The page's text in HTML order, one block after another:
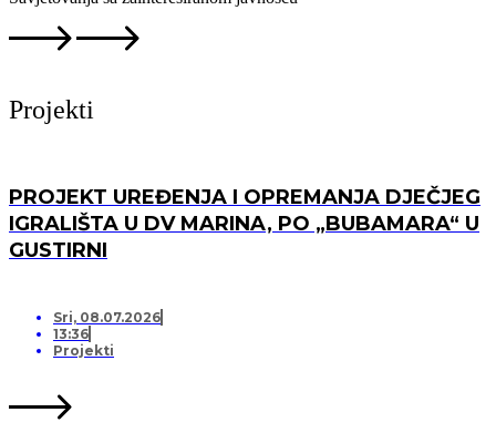
Projekti
PROJEKT UREĐENJA I OPREMANJA DJEČJEG
IGRALIŠTA U DV MARINA, PO „BUBAMARA“ U
GUSTIRNI
Sri, 08.07.2026
13:36
Projekti